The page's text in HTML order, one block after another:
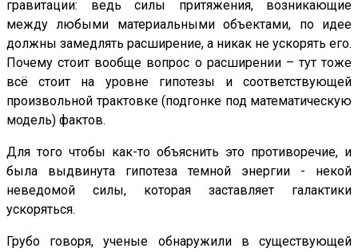
гравитации: ведь силы притяжения, возникающие
между любыми материальными объектами, по идее
должны замедлять расширение, а никак не ускорять его.
Почему стоит вообще вопрос о расширении – тут тоже
всё стоит на уровне гипотезы и соответствующей
произвольной трактовке (подгонке под математическую
модель) фактов.
Для того чтобы как-то объяснить это противоречие, и
была выдвинута гипотеза темной энергии - некой
неведомой силы, которая заставляет галактики
ускоряться.
Грубо говоря, ученые обнаружили в существующей